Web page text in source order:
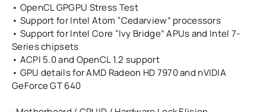
• OpenCL GPGPU Stress Test
• Support for Intel Atom “Cedarview” processors
• Support for Intel Core “Ivy Bridge” APUs and Intel 7-
Series chipsets
• ACPI 5.0 and OpenCL 1.2 support
• GPU details for AMD Radeon HD 7970 and nVIDIA
GeForce GT 640